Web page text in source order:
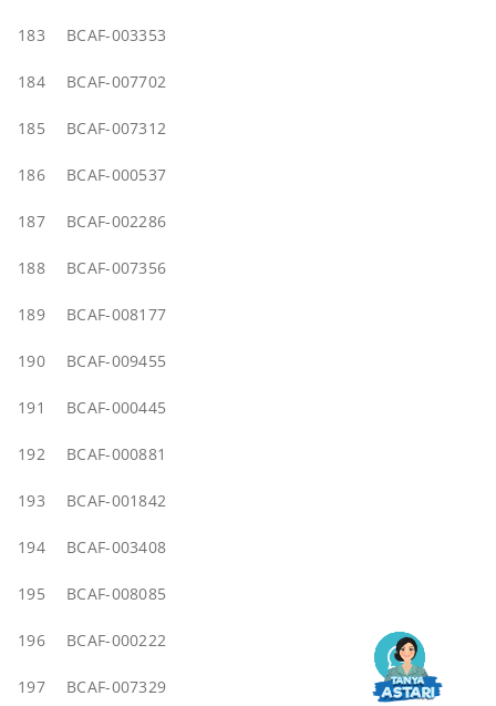
183 BCAF-003353
184 BCAF-007702
185 BCAF-007312
186 BCAF-000537
187 BCAF-002286
188 BCAF-007356
189 BCAF-008177
190 BCAF-009455
191 BCAF-000445
192 BCAF-000881
193 BCAF-001842
194 BCAF-003408
195 BCAF-008085
196 BCAF-000222
197 BCAF-007329